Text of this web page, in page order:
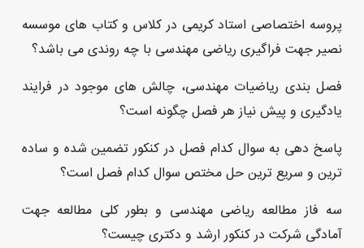
پروسه اختصاصی استاد کریمی در کلاس و کتاب های موسسه
نصیر جهت فراگیری ریاضی مهندسی با چه روندی می باشد؟
فصل بندی ریاضیات مهندسی، چالش های موجود در فرایند
یادگیری و پیش نیاز هر فصل چگونه است؟
️پاسخ دهی به سوال کدام فصل در کنکور تضمین شده و ساده
ترین و سریع ترین حل مختص سوال کدام فصل است؟
سه فاز مطالعه ریاضی مهندسی و بطور کلی مطالعه جهت
آمادگی شرکت در کنکور ارشد و دکتری چیست؟